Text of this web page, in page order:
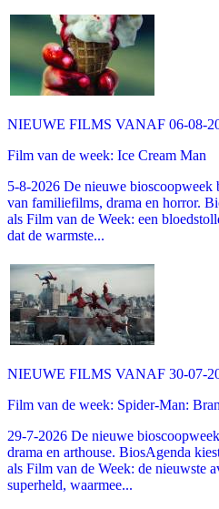
NIEUWE FILMS VANAF 06-08-
Film van de week: Ice Cream Man
5-8-2026 De nieuwe bioscoopweek
van familiefilms, drama en horror.
als Film van de Week: een
dat de warmste...
NIEUWE FILMS VANAF 30-07-
Film van de week: Spider-Man:
29-7-2026 De nieuwe
drama en arthouse. BiosAgenda
als Film van de Week: de nieuwste
superheld, waarmee...